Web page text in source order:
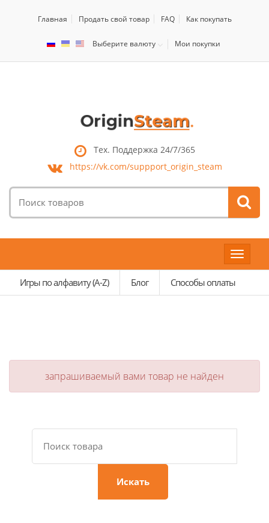
Главная Продать свой товар FAQ Как покупать
Выберите валюту Мои покупки
Тех. Поддержка 24/7/365
https://vk.com/suppport_origin_steam
товаров:
Toggle
Игры по алфавиту (A-Z)
Блог Способы оплаты
запрашиваемый вами товар не найден
Искать